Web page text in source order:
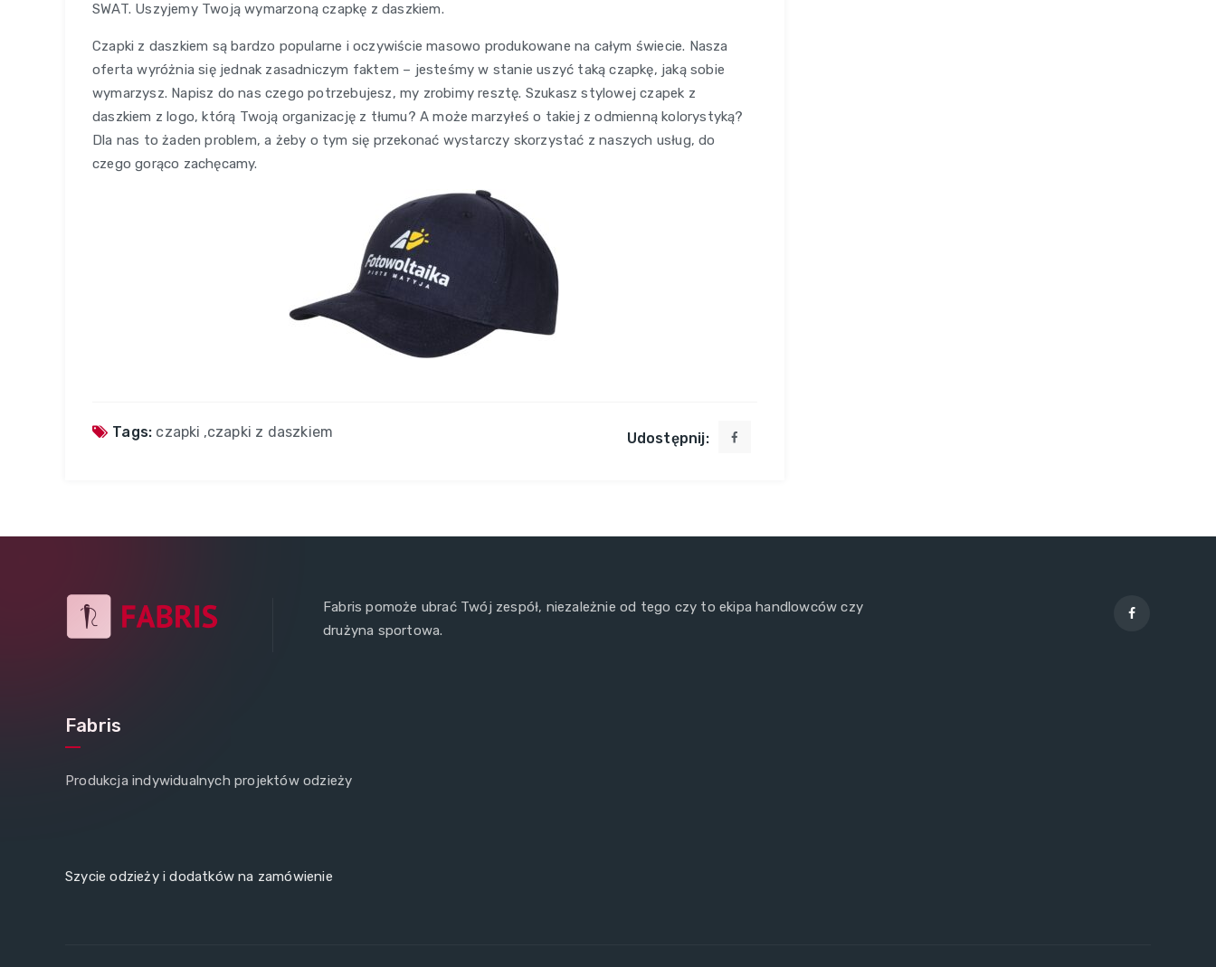
SWAT. Uszyjemy Twoją wymarzoną czapkę z daszkiem.
Czapki z daszkiem są bardzo popularne i oczywiście masowo produkowane na całym świecie. Nasza
oferta wyróżnia się jednak zasadniczym faktem – jesteśmy w stanie uszyć taką czapkę, jaką sobie
wymarzysz. Napisz do nas czego potrzebujesz, my zrobimy resztę. Szukasz stylowej czapek z
daszkiem z logo, którą Twoją organizację z tłumu? A może marzyłeś o takiej z odmienną kolorystyką?
Dla nas to żaden problem, a żeby o tym się przekonać wystarczy skorzystać z naszych usług, do
czego gorąco zachęcamy.
Tags: czapki ,czapki z daszkiem Udostępnij:
Fabris pomoże ubrać Twój zespół, niezależnie od tego czy to ekipa handlowców czy
drużyna sportowa.
Fabris
Produkcja indywidualnych projektów odzieży
Szycie odzieży i dodatków na zamówienie